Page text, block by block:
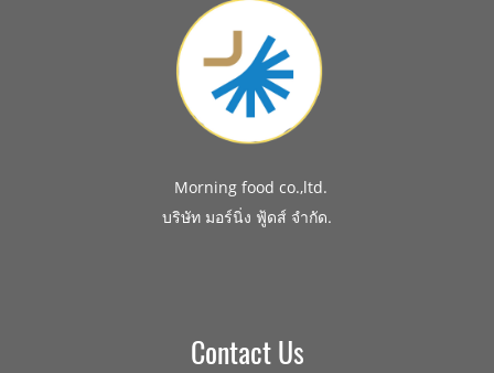
Morning food co.,ltd.
บริษัท มอร์นิ่ง ฟู้ดส์ จำกัด.
Contact Us